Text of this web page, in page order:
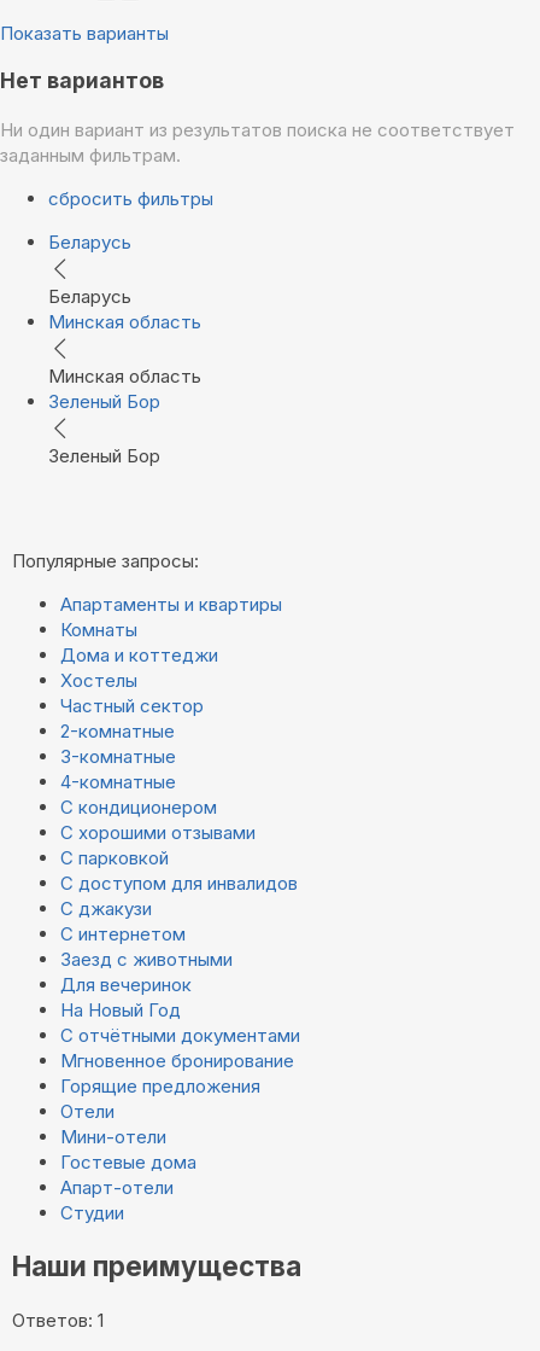
Показать варианты
Нет вариантов
Ни один вариант из результатов поиска не соответствует
заданным фильтрам.
сбросить фильтры
Беларусь
Беларусь
Минская область
Минская область
Зеленый Бор
Зеленый Бор
Популярные запросы:
Апартаменты и квартиры
Комнаты
Дома и коттеджи
Хостелы
Частный сектор
2-комнатные
3-комнатные
4-комнатные
С кондиционером
С хорошими отзывами
С парковкой
С доступом для инвалидов
С джакузи
С интернетом
Заезд с животными
Для вечеринок
На Новый Год
С отчётными документами
Мгновенное бронирование
Горящие предложения
Отели
Мини-отели
Гостевые дома
Апарт-отели
Студии
Наши преимущества
Ответов: 1